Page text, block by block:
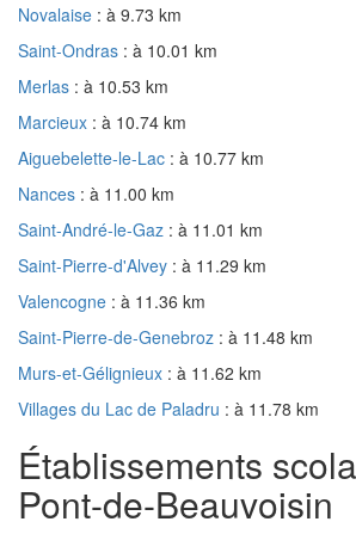
Novalaise : à 9.73 km
Saint-Ondras : à 10.01 km
Merlas : à 10.53 km
Marcieux : à 10.74 km
Aiguebelette-le-Lac : à 10.77 km
Nances : à 11.00 km
Saint-André-le-Gaz : à 11.01 km
Saint-Pierre-d'Alvey : à 11.29 km
Valencogne : à 11.36 km
Saint-Pierre-de-Genebroz : à 11.48 km
Murs-et-Gélignieux : à 11.62 km
Villages du Lac de Paladru : à 11.78 km
Établissements
Pont-de-Beauvoisin